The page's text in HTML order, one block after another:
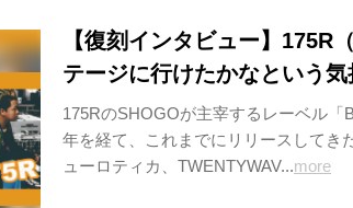
【復刻インタビュー】175R
テージに行けたかなという
175RのSHOGOが主宰するレーベル
年を経て、これまでにリリースしてき
ューロティカ、TWENTYWAV...more